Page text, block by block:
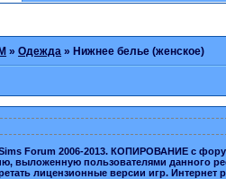
»Одежда » Нижнее белье (женское)
Forum 2006-2013. КОПИРОВАНИЕ с
выложенную пользователями данного
лицензионные версии игр.